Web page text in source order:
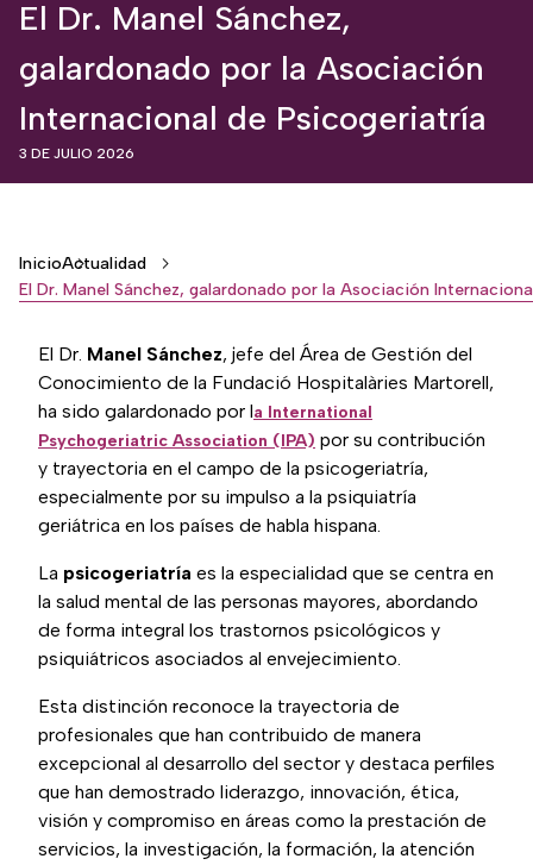
El Dr. Manel Sánchez,
galardonado por la Asociación
Internacional de Psicogeriatría
3 DE JULIO 2026
Breadcrumb
InicioActualidad
El Dr. Manel Sánchez, jefe del Área de Gestión del
Conocimiento de la Fundació Hospitalàries Martorell,
ha sido galardonado por la International
Psychogeriatric Association (IPA) por su contribución
y trayectoria en el campo de la psicogeriatría,
especialmente por su impulso a la psiquiatría
geriátrica en los países de habla hispana.
La psicogeriatría es la especialidad que se centra en
la salud mental de las personas mayores, abordando
de forma integral los trastornos psicológicos y
psiquiátricos asociados al envejecimiento.
Esta distinción reconoce la trayectoria de
profesionales que han contribuido de manera
excepcional al desarrollo del sector y destaca perfiles
que han demostrado liderazgo, innovación, ética,
visión y compromiso en áreas como la prestación de
servicios, la investigación, la formación, la atención